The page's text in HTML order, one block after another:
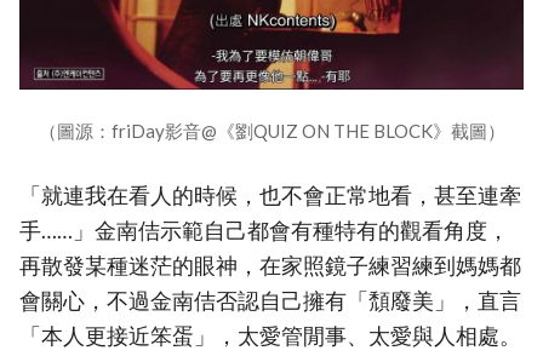
（圖源：friDay影音@《劉QUIZ ON THE BLOCK》截圖）
「就連我在看人的時候，也不會正常地看，甚至連牽
手……」金南佶示範自己都會有種特有的觀看角度，
再散發某種迷茫的眼神，在家照鏡子練習練到媽媽都
會關心，不過金南佶否認自己擁有「頹廢美」，直言
「本人更接近笨蛋」，太愛管閒事、太愛與人相處。